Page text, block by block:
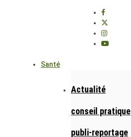
Santé
Actualité
conseil pratique
publi-reportage